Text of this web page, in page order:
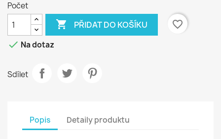
Počet
 PŘIDAT DO KOŠÍKU
favorite_border
 Na dotaz
Sdílet
Popis Detaily produktu